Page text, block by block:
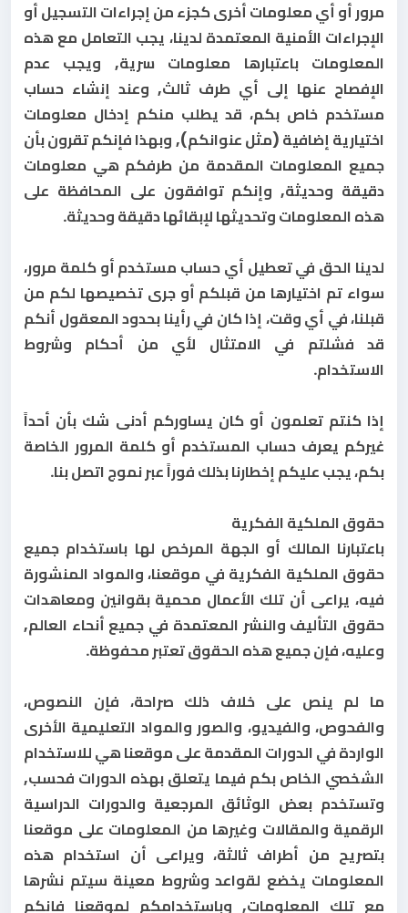
مرور أو أي معلومات أخرى كجزء من إجراءات التسجيل أو
الإجراءات الأمنية المعتمدة لدينا، يجب التعامل مع هذه
المعلومات باعتبارها معلومات سرية, ويجب عدم
الإفصاح عنها إلى أي طرف ثالث, وعند إنشاء حساب
مستخدم خاص بكم، قد يطلب منكم إدخال معلومات
اختيارية إضافية (مثل عنوانكم), وبهذا فإنكم تقرون بأن
جميع المعلومات المقدمة من طرفكم هي معلومات
دقيقة وحديثة, وإنكم توافقون على المحافظة على
هذه المعلومات وتحديثها لإبقائها دقيقة وحديثة.
لدينا الحق في تعطيل أي حساب مستخدم أو كلمة مرور،
سواء تم اختيارها من قبلكم أو جرى تخصيصها لكم من
قبلنا، في أي وقت، إذا كان في رأينا بحدود المعقول أنكم
قد فشلتم في الامتثال لأي من أحكام وشروط
الاستخدام.
إذا كنتم تعلمون أو كان يساوركم أدنى شك بأن أحداً
غيركم يعرف حساب المستخدم أو كلمة المرور الخاصة
بكم، يجب عليكم إخطارنا بذلك فوراً عبر نموج اتصل بنا.
حقوق الملكية الفكرية
باعتبارنا المالك أو الجهة المرخص لها باستخدام جميع
حقوق الملكية الفكرية في موقعنا، والمواد المنشورة
فيه، يراعى أن تلك الأعمال محمية بقوانين ومعاهدات
حقوق التأليف والنشر المعتمدة في جميع أنحاء العالم,
وعليه، فإن جميع هذه الحقوق تعتبر محفوظة.
ما لم ينص على خلاف ذلك صراحة، فإن النصوص،
والفحوص، والفيديو، والصور والمواد التعليمية الأخرى
الواردة في الدورات المقدمة على موقعنا هي للاستخدام
الشخصي الخاص بكم فيما يتعلق بهذه الدورات فحسب,
وتستخدم بعض الوثائق المرجعية والدورات الدراسية
الرقمية والمقالات وغيرها من المعلومات على موقعنا
بتصريح من أطراف ثالثة، ويراعى أن استخدام هذه
المعلومات يخضع لقواعد وشروط معينة سيتم نشرها
مع تلك المعلومات, وباستخدامكم لموقعنا فإنكم